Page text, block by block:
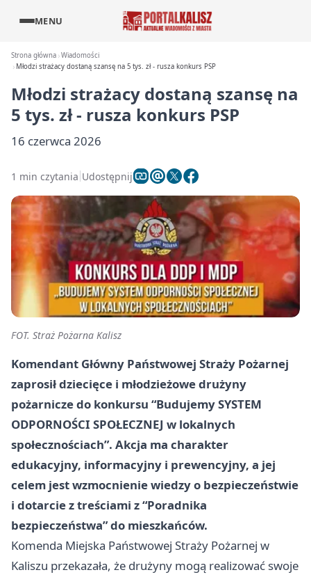
MENU
Strona główna Wiadomości
Młodzi strażacy dostaną szansę na 5 tys. zł - rusza konkurs PSP
Młodzi strażacy dostaną szansę na
5 tys. zł - rusza konkurs PSP
16 czerwca 2026
1 min czytania Udostępnij
FOT. Straż Pożarna Kalisz
Komendant Główny Państwowej Straży Pożarnej
zaprosił dziecięce i młodzieżowe drużyny
pożarnicze do konkursu “Budujemy SYSTEM
ODPORNOŚCI SPOŁECZNEJ w lokalnych
społecznościach”. Akcja ma charakter
edukacyjny, informacyjny i prewencyjny, a jej
celem jest wzmocnienie wiedzy o bezpieczeństwie
i dotarcie z treściami z “Poradnika
bezpieczeństwa” do mieszkańców.
Komenda Miejska Państwowej Straży Pożarnej w
Kaliszu przekazała, że drużyny mogą realizować swoje